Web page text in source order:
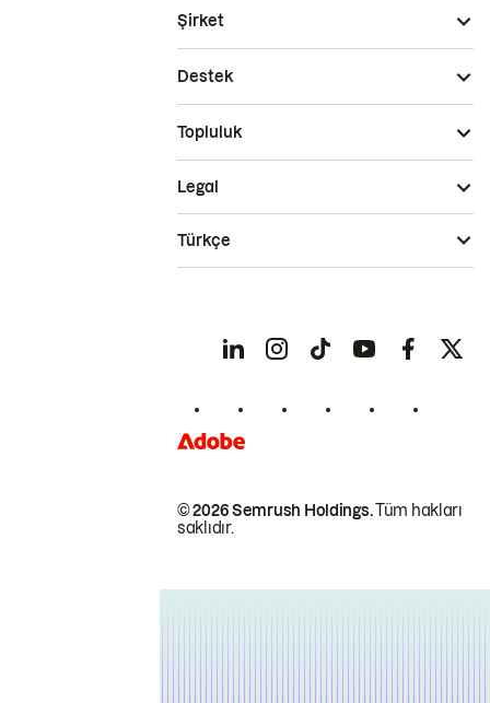
Şirket
Destek
Topluluk
© 2026 Semrush Holdings.Tüm hakları
saklıdır.
Legal
Türkçe